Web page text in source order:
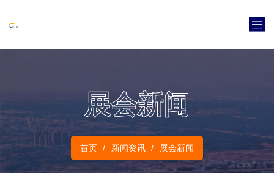
展会新闻
首页 新闻资讯 展会新闻